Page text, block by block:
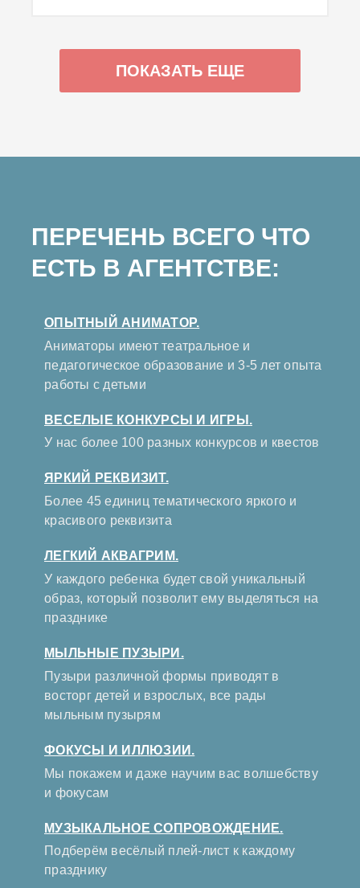
ПОКАЗАТЬ ЕЩЕ
ПЕРЕЧЕНЬ ВСЕГО ЧТО
ЕСТЬ В АГЕНТСТВЕ:
ОПЫТНЫЙ АНИМАТОР.
Аниматоры имеют театральное и
педагогическое образование и 3-5 лет опыта
работы с детьми
ВЕСЕЛЫЕ КОНКУРСЫ И ИГРЫ.
У нас более 100 разных конкурсов и квестов
ЯРКИЙ РЕКВИЗИТ.
Более 45 единиц тематического яркого и
красивого реквизита
ЛЕГКИЙ АКВАГРИМ.
У каждого ребенка будет свой уникальный
образ, который позволит ему выделяться на
празднике
МЫЛЬНЫЕ ПУЗЫРИ.
Пузыри различной формы приводят в
восторг детей и взрослых, все рады
мыльным пузырям
ФОКУСЫ И ИЛЛЮЗИИ.
Мы покажем и даже научим вас волшебству
и фокусам
МУЗЫКАЛЬНОЕ СОПРОВОЖДЕНИЕ.
Подберём весёлый плей-лист к каждому
празднику